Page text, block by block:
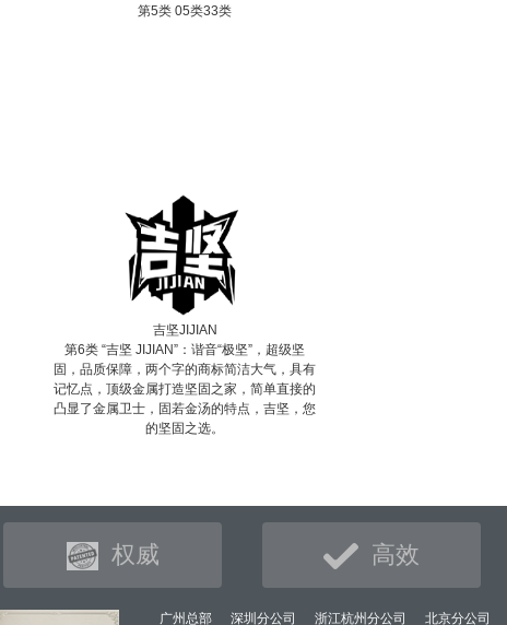
第5类 05类33类
吉坚JIJIAN
第6类 “吉坚 JIJIAN”：谐音“极坚”，超级坚
固，品质保障，两个字的商标简洁大气，具有
记忆点，顶级金属打造坚固之家，简单直接的
凸显了金属卫士，固若金汤的特点，吉坚，您
的坚固之选。
权威 高效
广州总部 深圳分公司 浙江杭州分公司 北京分公司